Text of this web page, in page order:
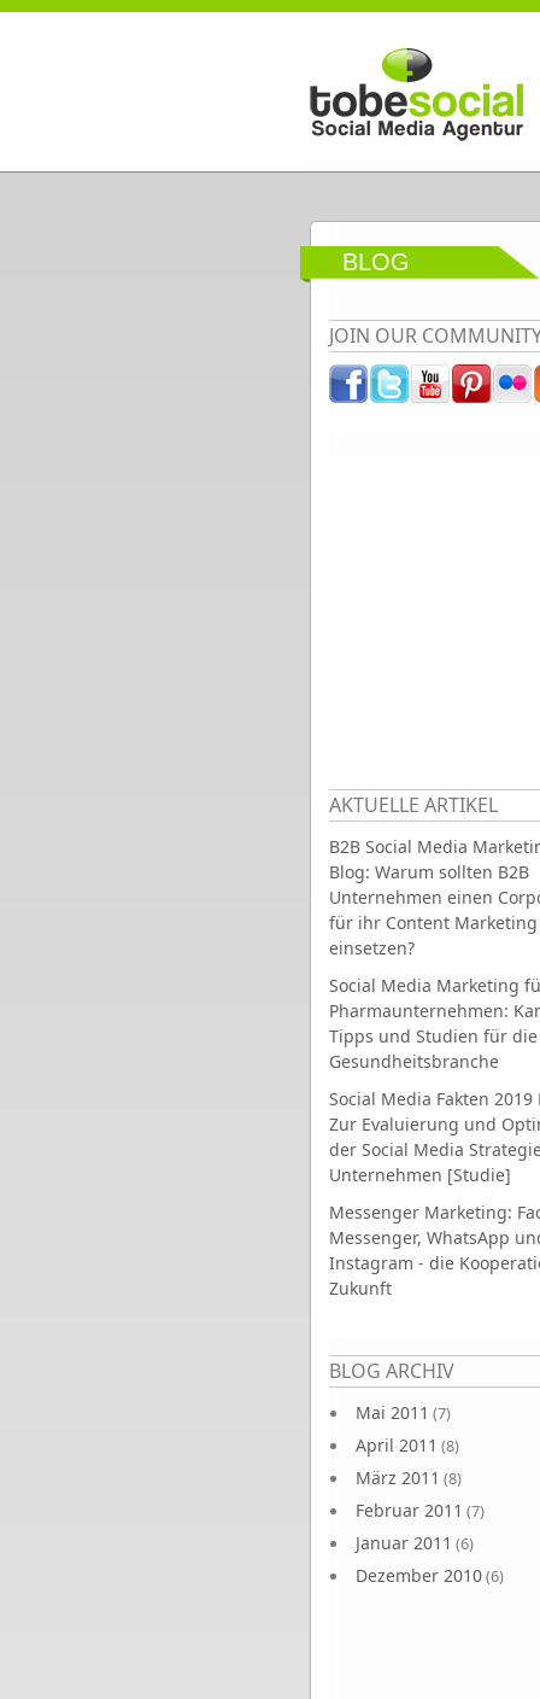
Direkt zum Inhalt
BLOG
JOIN OUR
AKTUELLE ARTIKEL
B2B Social Media
Blog: Warum sollten B2B
Unternehmen einen
für ihr Content Marketing
einsetzen?
Social Media Marketing
Pharmaunternehmen:
Tipps und Studien für die
Gesundheitsbranche
Social Media Fakten 2019
Zur Evaluierung und
der Social Media
Unternehmen [Studie]
Messenger Marketing:
Messenger, WhatsApp
Instagram - die
Zukunft
BLOG ARCHIV
Mai 2011 (7)
April 2011 (8)
März 2011 (8)
Februar 2011 (7)
Januar 2011 (6)
Dezember 2010(6)
Seiten